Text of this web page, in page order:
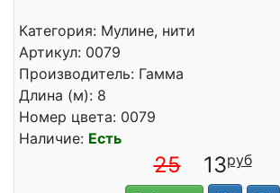
Категория: Мулине, нити
Артикул: 0079
Производитель: Гамма
Длина (м): 8
Номер цвета: 0079
Наличие: Есть
25 13